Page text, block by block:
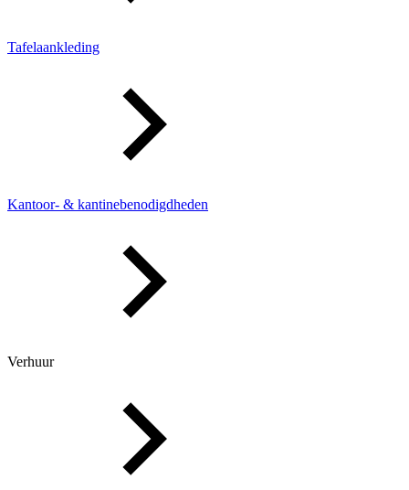
Tafelaankleding
Kantoor- & kantinebenodigdheden
Verhuur